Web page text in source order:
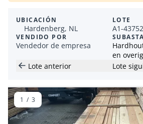
UBICACIÓN
Hardenberg, NL
VENDIDO POR
Vendedor de empresa
LOTE
A1-
SUBASTA
en overig
Lote anterior
Lote
1 / 3